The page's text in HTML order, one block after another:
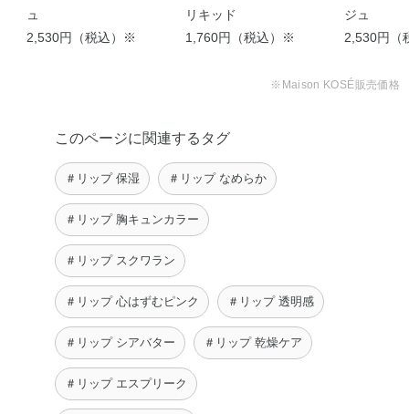
ュ
2,530円（税込）※
リキッド
1,760円（税込）※
ジュ
2,530円（
※Maison KOSÉ販売価格
このページに関連するタグ
＃リップ 保湿 ＃リップ なめらか
＃リップ 胸キュンカラー
＃リップ スクワラン
＃リップ 心はずむピンク ＃リップ 透明感
＃リップ シアバター ＃リップ 乾燥ケア
＃リップ エスプリーク